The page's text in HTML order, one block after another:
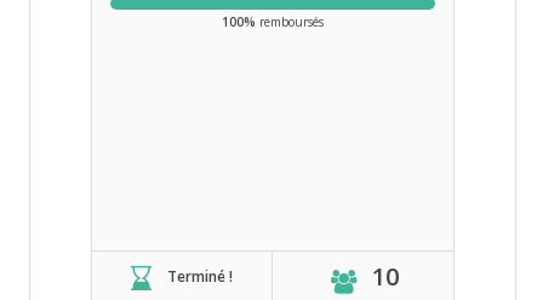
100% remboursés
Terminé ! 10